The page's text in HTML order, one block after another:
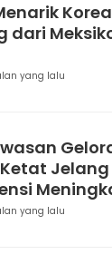
dari
yang lalu
Jelang
yang lalu